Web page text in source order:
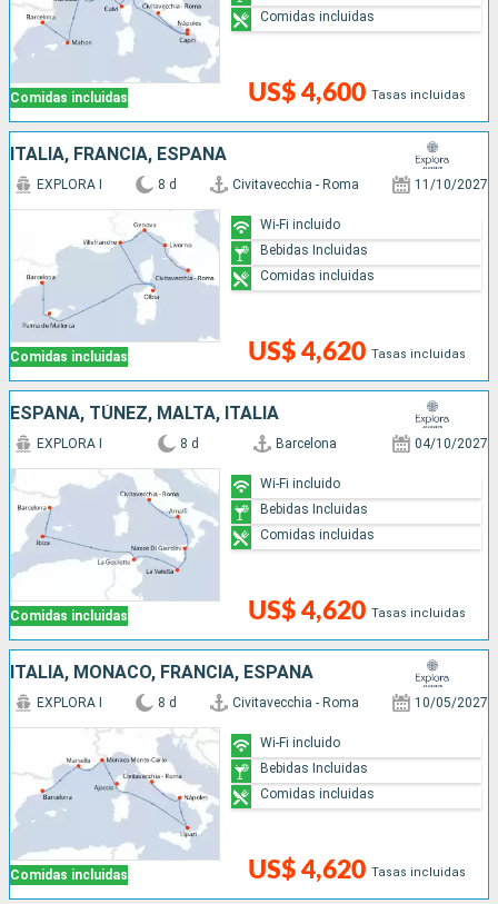
Comidas incluidas US$ 4,600 Tasas incluidas
Comidas incluidas
ITALIA, FRANCIA, ESPAÑA
Comidas incluidas
EXPLORA I 8 d Civitavecchia - Roma 11/10/2027
US$ 4,620 Tasas incluidas
Wi-Fi incluido
Bebidas Incluidas
Comidas incluidas
ESPAÑA, TÚNEZ, MALTA, ITALIA
Comidas incluidas
EXPLORA I 8 d Barcelona 04/10/2027
US$ 4,620 Tasas incluidas
Wi-Fi incluido
Bebidas Incluidas
Comidas incluidas
ITALIA, MONACO, FRANCIA, ESPAÑA
Comidas incluidas
EXPLORA I 8 d Civitavecchia - Roma 10/05/2027
US$ 4,620 Tasas incluidas
Wi-Fi incluido
Bebidas Incluidas
Comidas incluidas